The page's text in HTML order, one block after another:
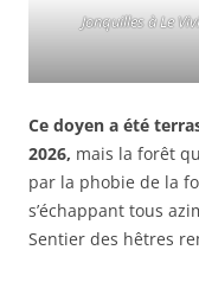
Jonquilles à Le
Ce doyen a été
2026, mais la forêt
par la phobie de la
s’échappant tous
Sentier des hêtres